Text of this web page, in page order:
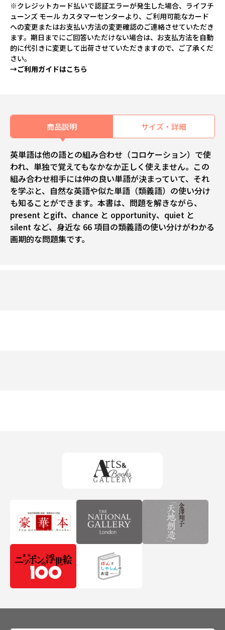
※クレジットカード払いで認証エラーが発生した場合、ライフチ
ューンズ モール カスタマーセンターより、ご利用可能なカード
への変更またはお支払い方法の変更確認のご連絡させていただき
ます。期日までにご回答いただけない場合は、お支払方法を自動
的に代引きに変更して出荷させていただきますので、ご了承くだ
さい。
→ご利用ガイドはこちら
商品説明 サイズ・詳細
英単語は他の語との組み合わせ（コロケーション）で使
われ、単独で覚えてもなかなか正しく使えません。この
組み合わせ相手には仲の良い単語が決まっていて、それ
を学ぶと、自然な英語や似た単語（類義語）の使い分け
も知ることができます。本書は、問題を解きながら、
present とgift、chance と opportunity、quiet と
silent など、身近な 66 項目の類義語の使い分けがわかる
画期的な問題集です。